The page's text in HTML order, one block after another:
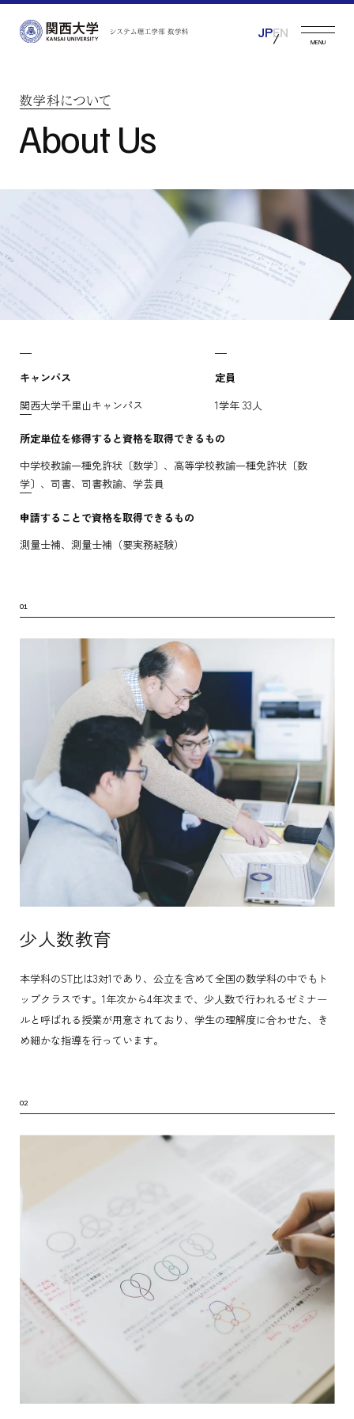
JPEN
キャンパス
関西大学千里山キャンパス
定員
1学年 33人
所定単位を修得すると資格を取得できるもの
中学校教諭一種免許状〔数学〕、高等学校教諭一種免許状〔数
学〕、司書、司書教諭、学芸員
申請することで資格を取得できるもの
測量士補、測量士補（要実務経験）
少人数教育
本学科のST比は3対1であり、公立を含めて全国の数学科の中でもト
ップクラスです。1年次から4年次まで、少人数で行われるゼミナー
ルと呼ばれる授業が用意されており、学生の理解度に合わせた、き
め細かな指導を行っています。